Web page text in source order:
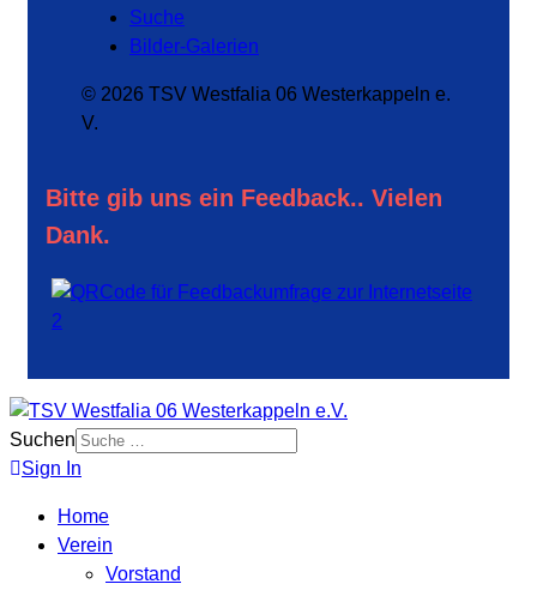
Suche
Bilder-Galerien
© 2026 TSV Westfalia 06 Westerkappeln e.
V.
Bitte gib uns ein Feedback.. Vielen
Dank.
Suchen
Sign In
Home
Verein
Vorstand